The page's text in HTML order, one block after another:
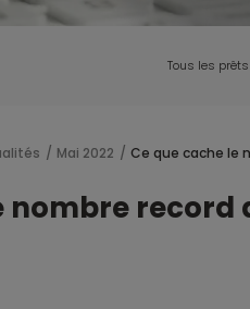
Tous les
Mai 2022 Ce que cache le
nombre record